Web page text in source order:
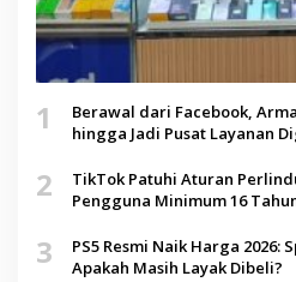
1
Berawal dari Facebook,
hingga Jadi Pusat Layanan
2
TikTok Patuhi Aturan
Pengguna Minimum 16
3
PS5 Resmi Naik Harga 2026:
Apakah Masih Layak Dibeli?